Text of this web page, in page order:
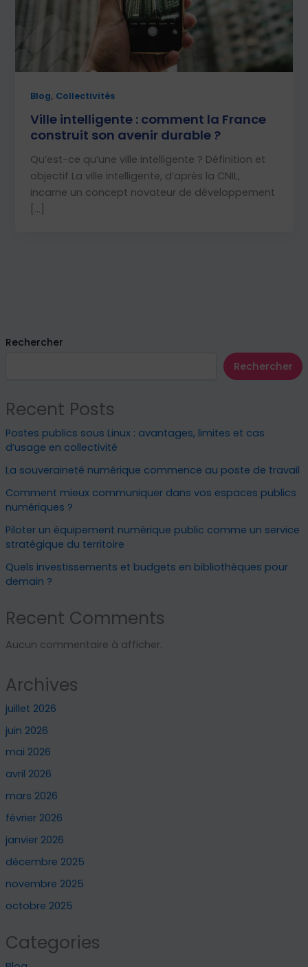
Rechercher
Rechercher
Recent Posts
Postes publics sous Linux : avantages, limites et cas
d’usage en collectivité
La souveraineté numérique commence au poste de travail
Comment mieux communiquer dans vos espaces publics
numériques ?
Piloter un équipement numérique public comme un service
stratégique du territoire
Quels investissements et budgets en bibliothèques pour
demain ?
Recent Comments
Aucun commentaire à afficher.
Archives
juillet 2026
juin 2026
mai 2026
avril 2026
mars 2026
février 2026
janvier 2026
décembre 2025
novembre 2025
octobre 2025
Categories
Blog, Collectivités
Ville intelligente : comment la France
construit son avenir durable ?
Qu’est-ce qu’une ville intelligente ? Définition et
objectif La ville intelligente, d’après la CNIL,
incarne un concept novateur de développement
[…]